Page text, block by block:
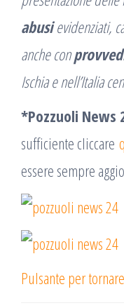
abusievidenziati,
anche con
Ischia e nell’Italia
*Pozzuoli News
sufficiente cliccare
essere sempre
Pulsante per